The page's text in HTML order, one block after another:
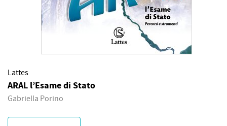
Lattes
ARAL l’Esame di Stato
Gabriella Porino